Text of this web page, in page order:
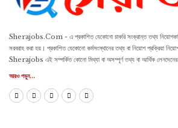
Sherajobs.Com - এ প্রকাশিত যেকোনো চাকরি সংক্রান্ত তথ্য নিয়োগকারী
সরবরাহ করা হয়। প্রকাশিত যেকোনো কর্মসংস্থানের তথ্য বা নিয়োগ প্রক্রিয়া
Sherajobs এই সম্পর্কিত কোনো মিথ্যা বা অসম্পূর্ণ তথ্য বা আর্থিক
আরও পড়ুন...